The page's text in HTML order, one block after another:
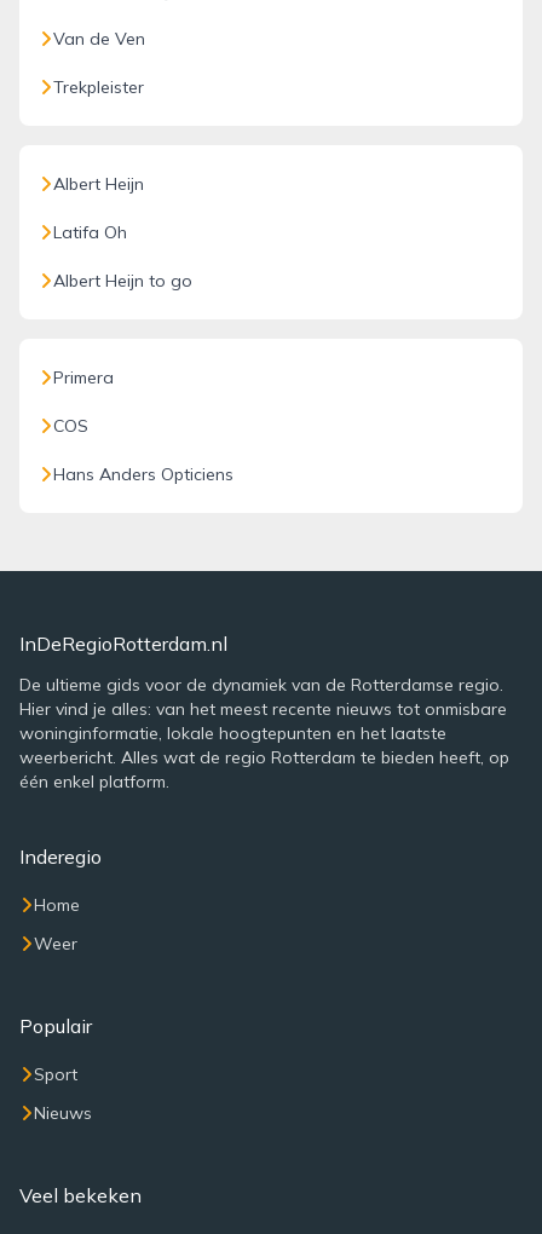
Van de Ven
Trekpleister
Albert Heijn
Latifa Oh
Albert Heijn to go
Primera
COS
Hans Anders Opticiens
InDeRegioRotterdam.nl
De ultieme gids voor de dynamiek van de Rotterdamse regio.
Hier vind je alles: van het meest recente nieuws tot onmisbare
woninginformatie, lokale hoogtepunten en het laatste
weerbericht. Alles wat de regio Rotterdam te bieden heeft, op
één enkel platform.
Inderegio
Home
Weer
Populair
Sport
Nieuws
Veel bekeken